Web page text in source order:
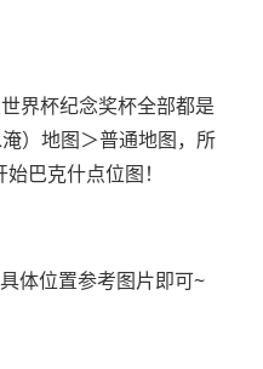
界杯纪念奖杯全部都是
）地图＞普通地图，所
巴克什点位图！
体位置参考图片即可~